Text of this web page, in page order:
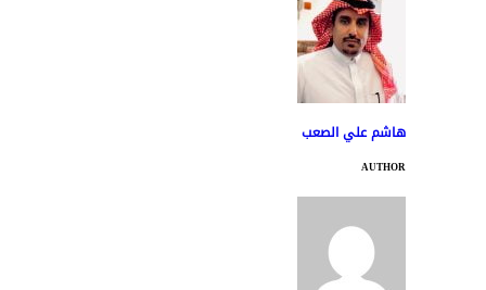
هاشم علي الصعب
AUTHOR